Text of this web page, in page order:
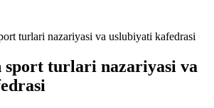
turlari nazariyasi va uslubiyati kafedrasi
sport turlari nazariyasi va